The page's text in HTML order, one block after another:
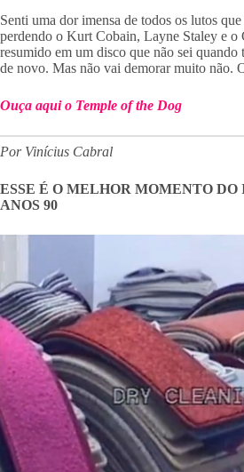
Senti uma dor imensa de todos os lutos que
perdendo o Kurt Cobain, Layne Staley e
resumido em um disco que não sei quando
de novo. Mas não vai demorar muito não.
Ouça aqui o Temple of the Dog
Por Vinícius Cabral
ESSE É O MELHOR MOMENTO DO
ANOS 90